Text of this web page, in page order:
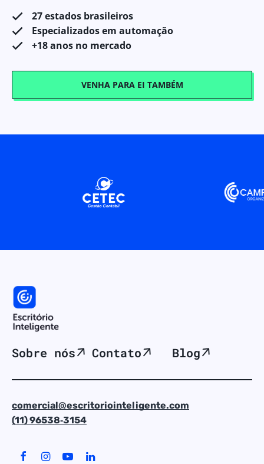
27 estados brasileiros
Especializados em automação
+18 anos no mercado
VENHA PARA EI TAMBÉM
Sobre nós Contato Blog
comercial@escritoriointeligente.com
(11) 96538‑3154